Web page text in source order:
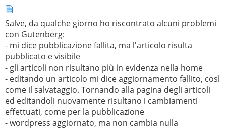
Salve, da qualche giorno ho riscontrato alcuni problemi
con Gutenberg:
- mi dice pubblicazione fallita, ma l'articolo risulta
pubblicato e visibile
- gli articoli non risultano più in evidenza nella home
- editando un articolo mi dice aggiornamento fallito, così
come il salvataggio. Tornando alla pagina degli articoli
ed editandoli nuovamente risultano i cambiamenti
effettuati, come per la pubblicazione
- wordpress aggiornato, ma non cambia nulla